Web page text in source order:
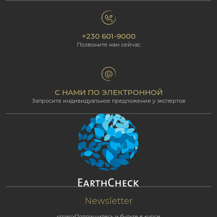
Наши отели
Партнёрская программа
Экологическая ответственность
The Art of Beautiful
Фотогалерея
Beachcomber Magazine
Для профессионалов
политика конфиденциальности
Политика cookie
Условия и положения
Newsletter
+230 601-9000
Позвоните нам сейчас
С НАМИ ПО ЭЛЕКТРОННОЙ
Запросите индивидуальное предложение у экспертов